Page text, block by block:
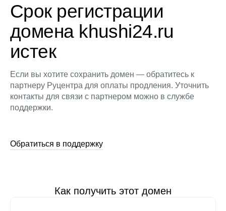
Срок регистрации
домена khushi24.ru
истек
Если вы хотите сохранить домен — обратитесь к
партнеру Руцентра для оплаты продления. Уточнить
контакты для связи с партнером можно в службе
поддержки.
Обратиться в поддержку
Как получить этот домен